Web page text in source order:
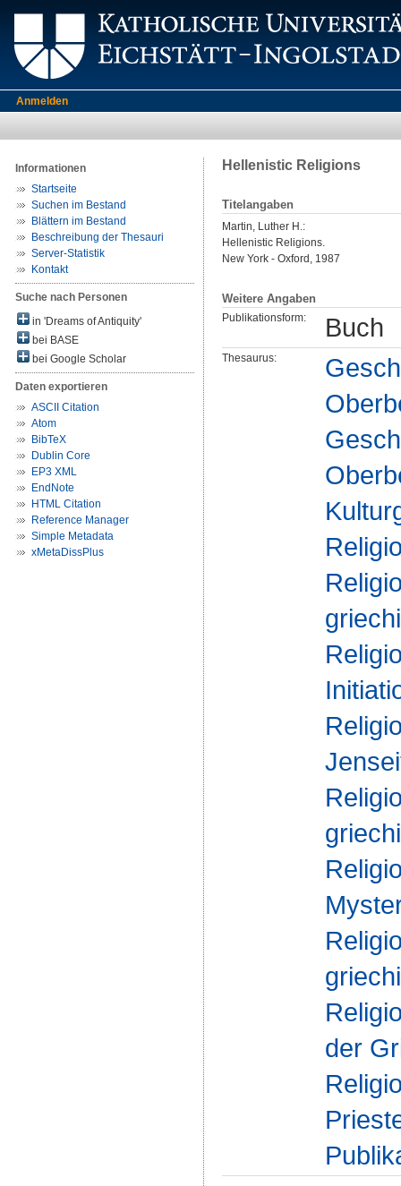
Anmelden
Informationen
Startseite
Suchen im Bestand
Blättern im Bestand
Beschreibung der Thesauri
Server-Statistik
Kontakt
Suche nach Personen
in 'Dreams of Antiquity'
bei BASE
bei Google Scholar
Daten exportieren
ASCII Citation
Atom
BibTeX
Dublin Core
EP3 XML
EndNote
HTML Citation
Reference Manager
Simple Metadata
xMetaDissPlus
Hellenistic Religions
Titelangaben
Martin, Luther H.:
Hellenistic Religions.
New York - Oxford, 1987
Weitere Angaben
Publikationsform: Buch
Thesaurus:
der